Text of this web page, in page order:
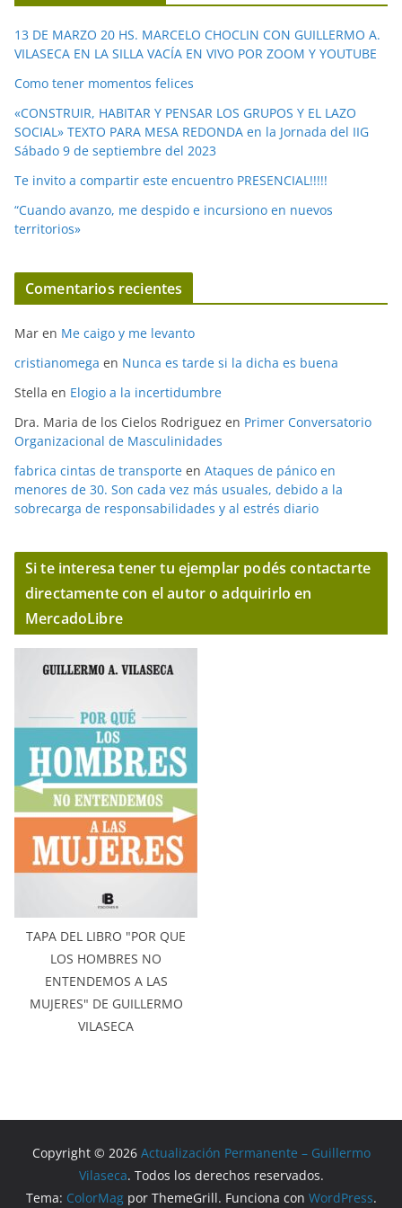
d
e
o
13 DE MARZO 20 HS. MARCELO CHOCLIN CON GUILLERMO A.
VILASECA EN LA SILLA VACÍA EN VIVO POR ZOOM Y YOUTUBE
Como tener momentos felices
«CONSTRUIR, HABITAR Y PENSAR LOS GRUPOS Y EL LAZO
SOCIAL» TEXTO PARA MESA REDONDA en la Jornada del IIG
Sábado 9 de septiembre del 2023
Te invito a compartir este encuentro PRESENCIAL!!!!!
“Cuando avanzo, me despido e incursiono en nuevos
territorios»
Comentarios recientes
Mar en Me caigo y me levanto
cristianomega en Nunca es tarde si la dicha es buena
Stella en Elogio a la incertidumbre
Dra. Maria de los Cielos Rodriguez en Primer Conversatorio
Organizacional de Masculinidades
fabrica cintas de transporte en Ataques de pánico en
menores de 30. Son cada vez más usuales, debido a la
sobrecarga de responsabilidades y al estrés diario
Si te interesa tener tu ejemplar podés contactarte
directamente con el autor o adquirirlo en
MercadoLibre
TAPA DEL LIBRO "POR QUE
LOS HOMBRES NO
ENTENDEMOS A LAS
MUJERES" DE GUILLERMO
VILASECA
Copyright © 2026 Actualización Permanente – Guillermo
Vilaseca. Todos los derechos reservados.
Tema: ColorMagpor ThemeGrill. Funciona con WordPress.